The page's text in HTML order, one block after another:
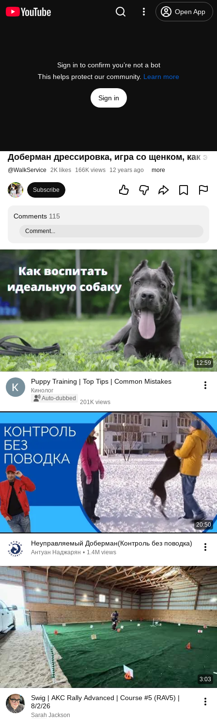
Open App
Sign in to confirm you’re not a bot
This helps protect our community. Learn more
Sign in
Доберман дрессировка, игра со щенком, как
@WalkService 2K likes 166K views 12 years ago more
Subscribe
Comments 115
Comment...
12:59
Puppy Training | Top Tips | Common Mistakes
Кинолог
Auto-dubbed
201K views
20:50
Неуправляемый Доберман(Контроль без поводка)
Антуан Наджарян • 1.4M views
3:03
Swig | AKC Rally Advanced | Course #5 (RAV5) |
8/2/26
Sarah Jackson